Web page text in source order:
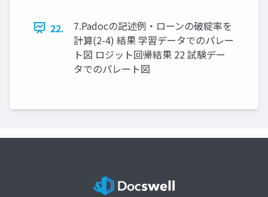
22.
7.Padocの記述例・ローンの破綻率を
計算(2-4) 結果 学習データでのパレー
ト図 ロジット回帰結果 22 試験デー
タでのパレート図